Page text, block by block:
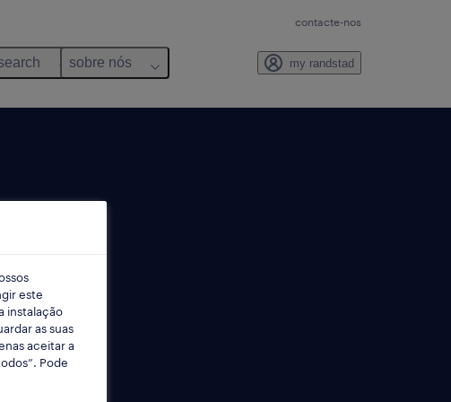
contacte-nos
sobre nós my randstad
este
instalação
as suas
aceitar a
Pode